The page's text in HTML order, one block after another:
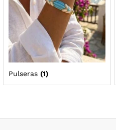
Pulseras (1)